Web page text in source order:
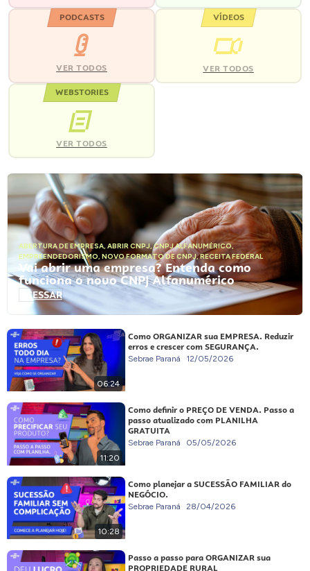
PODCASTS
VER TODOS
VÍDEOS
VER TODOS
WEBSTORIES
VER TODOS
ABERTURA DE EMPRESA, ABRIR CNPJ,CNPJ ALFANUMÉRICO,
EMPREENDEDORISMO, NOVO FORMATO DE CNPJ,RECEITA FEDERAL
Vai abrir uma empresa? Entenda como
funciona o novo CNPJ Alfanumérico
ACESSAR
06:24
Como ORGANIZAR sua EMPRESA. Reduzir
erros e crescer com SEGURANÇA.
Sebrae Paraná 12/05/2026
11:20
Como definir o PREÇO DE VENDA. Passo a
passo atualizado com PLANILHA
GRATUITA
Sebrae Paraná 05/05/2026
10:28
Como planejar a SUCESSÃO FAMILIAR do
NEGÓCIO.
Sebrae Paraná 28/04/2026
Passo a passo para ORGANIZAR sua
PROPRIEDADE RURAL